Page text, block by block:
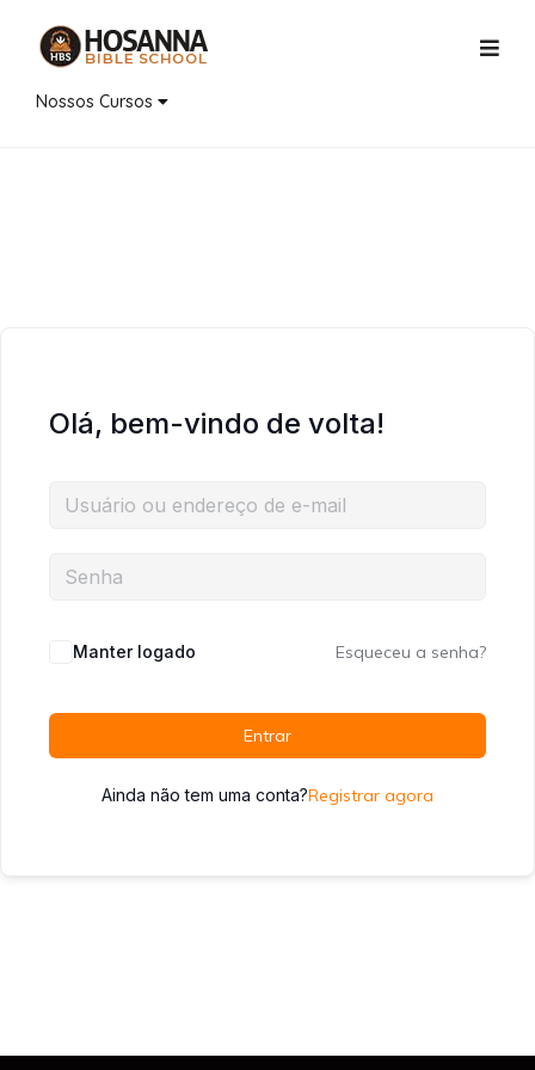
Nossos Cursos
Olá, bem-vindo de volta!
Manter logado Esqueceu a senha?
Entrar
Ainda não tem uma conta?Registrar agora